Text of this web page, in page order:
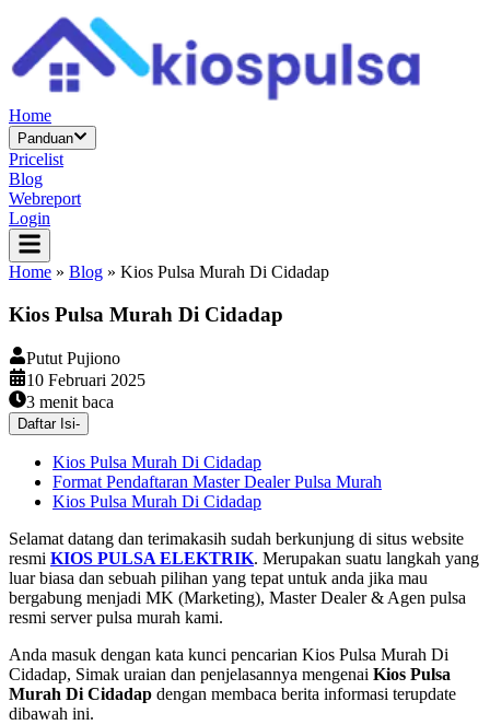
Home
Panduan
Pricelist
Blog
Webreport
Login
Home » Blog » Kios Pulsa Murah Di Cidadap
Kios Pulsa Murah Di Cidadap
Putut Pujiono
10 Februari 2025
3 menit baca
Daftar Isi-
Kios Pulsa Murah Di Cidadap
Format Pendaftaran Master Dealer Pulsa Murah
Kios Pulsa Murah Di Cidadap
Selamat datang dan terimakasih sudah berkunjung di situs website
resmi KIOS PULSA ELEKTRIK. Merupakan suatu langkah yang
luar biasa dan sebuah pilihan yang tepat untuk anda jika mau
bergabung menjadi MK (Marketing), Master Dealer & Agen pulsa
resmi server pulsa murah kami.
Anda masuk dengan kata kunci pencarian Kios Pulsa Murah Di
Cidadap, Simak uraian dan penjelasannya mengenai Kios Pulsa
Murah Di Cidadap dengan membaca berita informasi terupdate
dibawah ini.